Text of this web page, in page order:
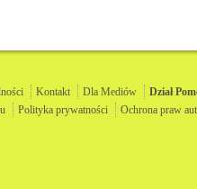
Kontakt Dla Mediów Dział
Polityka prywatności Ochrona praw